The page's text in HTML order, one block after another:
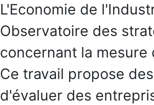
L'Economie de
Observatoire des
concernant la
Ce travail propose
d'évaluer des